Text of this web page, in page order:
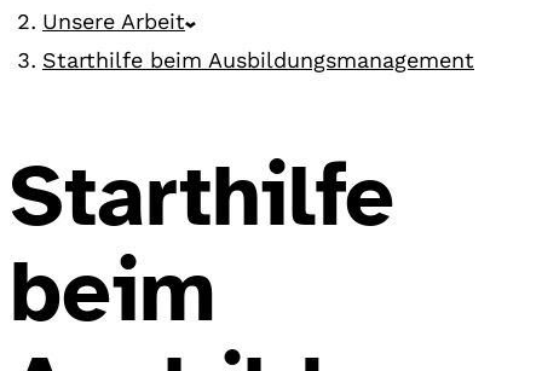
Unsere Arbeit
Starthilfe beim Ausbildungsmanagement
Starthilfe
beim